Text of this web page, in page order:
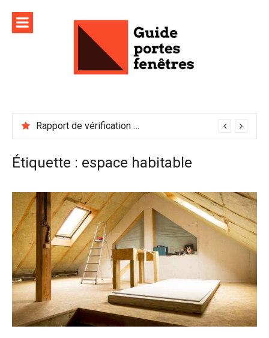
contenu
Rapport de vérification sécurité : à conserver précieusement
Étiquette : espace habitable